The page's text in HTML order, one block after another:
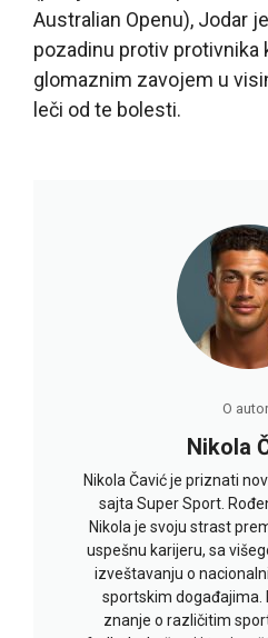
Australian Openu), Jodar
pozadinu protiv protivnika
glomaznim zavojem u
leči od te bolesti.
O
Nikola
Nikola Čavić je priznati
sajta Super Sport.
Nikola je svoju strast
uspešnu karijeru, sa
izveštavanju o
sportskim događajima.
znanje o različitim